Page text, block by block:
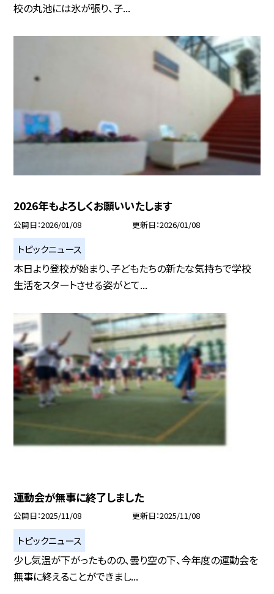
校の丸池には氷が張り、子...
2026年もよろしくお願いいたします
公開日 2026/01/08 更新日 2026/01/08
トピックニュース
本日より登校が始まり、子どもたちの新たな気持ちで学校
生活をスタートさせる姿がとて...
運動会が無事に終了しました
公開日 2025/11/08 更新日 2025/11/08
トピックニュース
少し気温が下がったものの、曇り空の下、今年度の運動会を
無事に終えることができまし...